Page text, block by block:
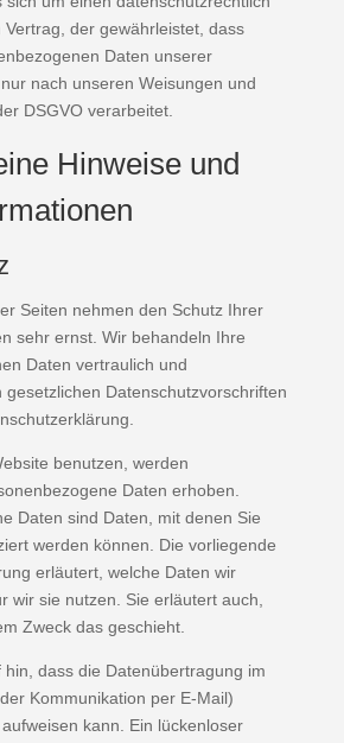
der gewährleistet, dass
Daten unserer
nach unseren Weisungen und
DSGVO verarbeitet.
Hinweise und
Seiten nehmen den Schutz Ihrer
sehr ernst. Wir behandeln Ihre
Daten vertraulich und
Datenschutzvorschriften
benutzen, werden
Daten erhoben.
Daten sind Daten, mit denen Sie
werden können. Die vorliegende
erläutert, welche Daten wir
wir sie nutzen. Sie erläutert auch,
Zweck das geschieht.
dass die Datenübertragung im
Kommunikation per E-Mail)
kann. Ein lückenloser